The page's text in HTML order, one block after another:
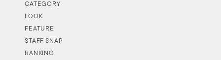
CATEGORY
LOOK
FEATURE
STAFF SNAP
RANKING